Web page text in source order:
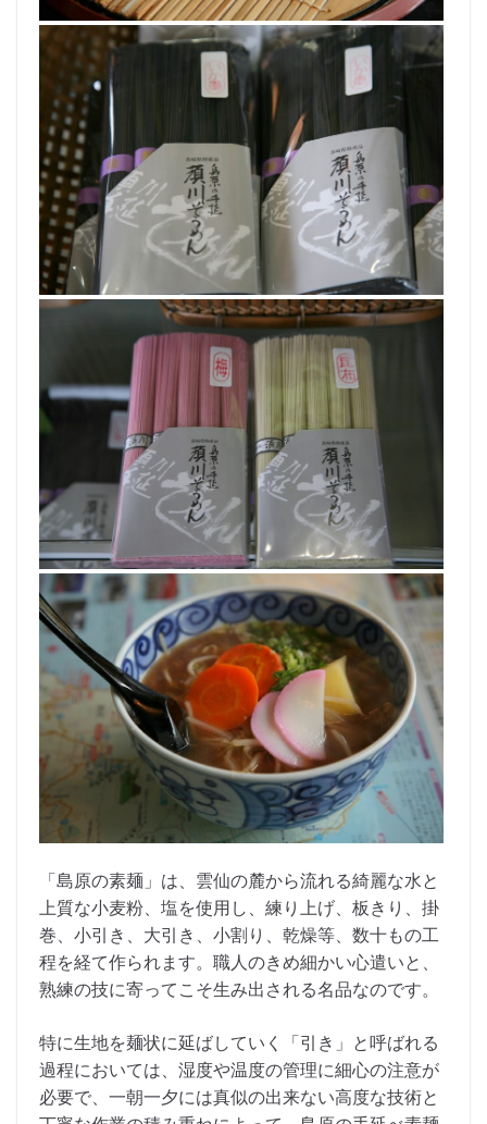
「島原の素麺」は、雲仙の麓から流れる綺麗な水と
上質な小麦粉、塩を使用し、練り上げ、板きり、掛
巻、小引き、大引き、小割り、乾燥等、数十もの工
程を経て作られます。職人のきめ細かい心遣いと、
熟練の技に寄ってこそ生み出される名品なのです。
特に生地を麺状に延ばしていく「引き」と呼ばれる
過程においては、湿度や温度の管理に細心の注意が
必要で、一朝一夕には真似の出来ない高度な技術と